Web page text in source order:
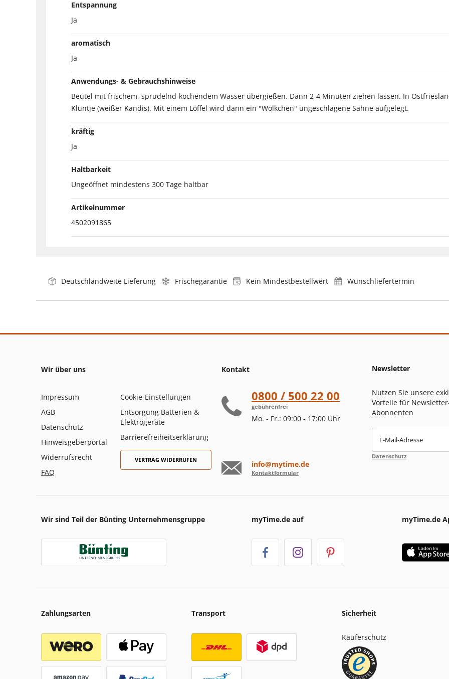
Entspannung
Ja
aromatisch
Ja
Anwendungs- & Gebrauchshinweise
Beutel mit frischem, sprudelnd-kochendem Wasser übergießen. Dann 2-4 Minuten ziehen lassen. In
Kluntje (weißer Kandis). Mit einem Löffel wird dann ein "Wölkchen" ungeschlagene Sahne aufgelegt.
kräftig
Ja
Haltbarkeit
Ungeöffnet mindestens 300 Tage haltbar
Artikelnummer
4502091865
Deutschlandweite Lieferung Frischegarantie Kein Mindestbestellwert Wunschliefertermin
Wir über uns
Impressum
AGB
Datenschutz
Hinweisgeberportal
Widerrufsrecht
FAQ
Cookie-Einstellungen
Entsorgung Batterien &
Elektrogeräte
Barrierefreiheitserklärung
VERTRAG WIDERRUFEN
Kontakt
0800 / 500 22 00
gebührenfrei
Mo. - Fr.: 09:00 - 17:00 Uhr
info@mytime.de
Kontaktformular
Newsletter
Nutzen Sie unsere
Vorteile für
Abonnenten
E-Mail-Adresse
Datenschutz
Wir sind Teil der Bünting Unternehmensgruppe myTime.de auf myTime.de
Zahlungsarten Transport Sicherheit
Käuferschutz